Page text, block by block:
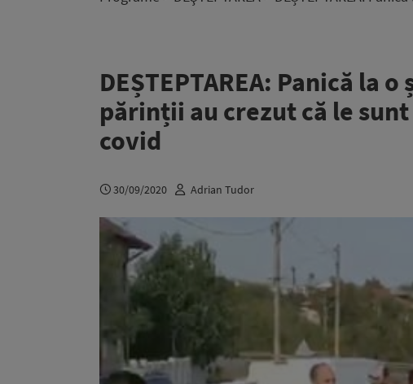
DEȘTEPTAREA: Panică la
părinții au crezut că le
covid
30/09/2020 Adrian Tudor